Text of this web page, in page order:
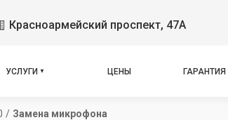
Красноармейский проспект, 47А
УСЛУГИ ЦЕНЫ ГАРАНТИЯ
/ Замена микрофона